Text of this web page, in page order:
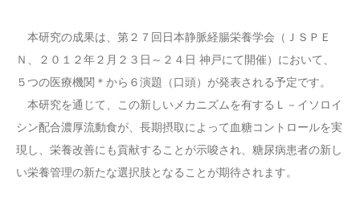
本研究の成果は、第２７回日本静脈経腸栄養学会（ＪＳＰＥ
Ｎ、２０１２年２月２３日～２４日 神戸にて開催）において、
５つの医療機関＊から６演題（口頭）が発表される予定です。
本研究を通じて、この新しいメカニズムを有するＬ－イソロイ
シン配合濃厚流動食が、長期摂取によって血糖コントロールを実
現し、栄養改善にも貢献することが示唆され、糖尿病患者の新し
い栄養管理の新たな選択肢となることが期待されます。